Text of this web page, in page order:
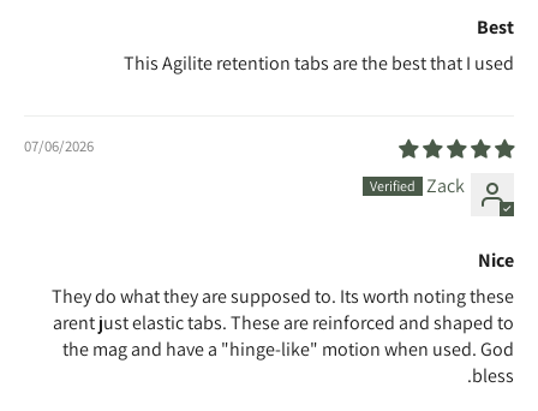
Best
This Agilite retention tabs are the best that I used
07/06/2026
Zack
Nice
They do what they are supposed to. Its worth noting these
arent just elastic tabs. These are reinforced and shaped to
the mag and have a "hinge-like" motion when used. God
bless.